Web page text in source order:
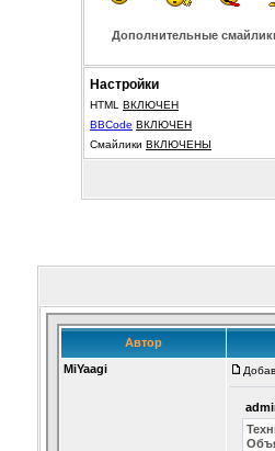
Дополнительные
Настройки
HTML ВКЛЮЧЕН
BBCode ВКЛЮЧЕН
Смайлики ВКЛЮЧЕНЫ